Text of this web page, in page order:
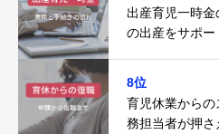
出産育児一時金
の出産をサポー
8位
育児休業から
務担当者が押